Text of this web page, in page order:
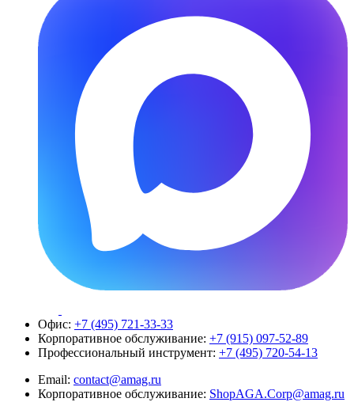
Офис: +7 (495) 721-33-33
Корпоративное обслуживание: +7 (915) 097-52-89
Профессиональный инструмент: +7 (495) 720-54-13
Email: contact@amag.ru
Корпоративное обслуживание: ShopAGA.Corp@amag.ru